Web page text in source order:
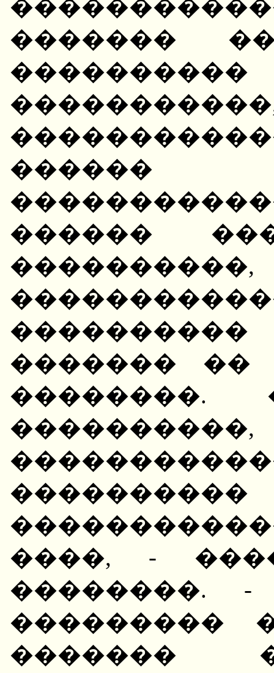
�������
������
����������,
������� ��
��������.
����, -
��������.
���������
�������